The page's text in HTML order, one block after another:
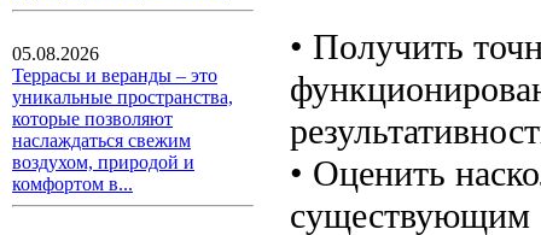
05.08.2026
Террасы и веранды – это
уникальные пространства,
которые позволяют
наслаждаться свежим
воздухом, природой и
комфортом в...
• Получить
• Оценить
существующим